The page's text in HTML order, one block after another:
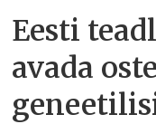
Eesti
avada